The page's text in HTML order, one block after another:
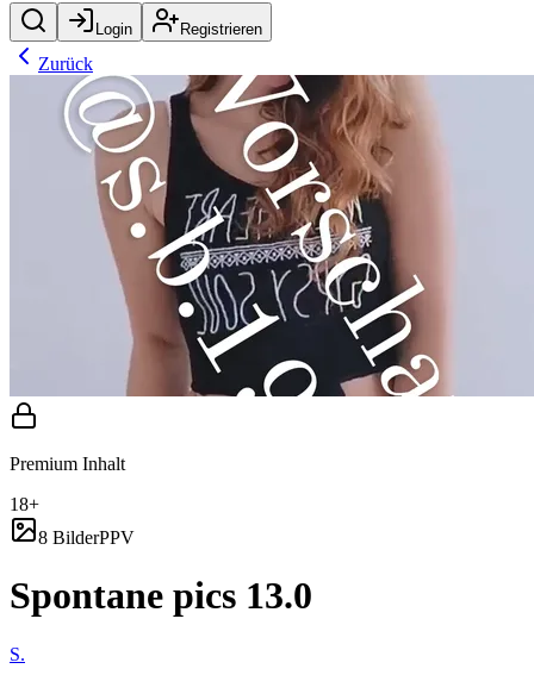
Login Registrieren
Zurück
Premium Inhalt
18+
8 BilderPPV
Spontane pics 13.0
S.